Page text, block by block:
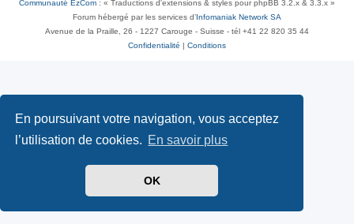
En poursuivant votre navigation, vous acceptez
l’utilisation de cookies. En savoir plus
OK
Communauté EzCom : « Traductions d'extensions & styles pour phpBB 3.2.x & 3.3.x »
Forum hébergé par les services d’ Infomaniak Network SA
Avenue de la Praille, 26 - 1227 Carouge - Suisse - tél +41 22 820 35 44
Confidentialité
Conditions